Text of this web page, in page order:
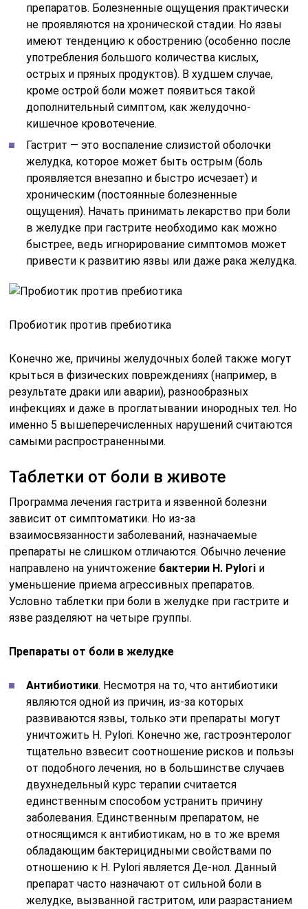
препаратов. Болезненные ощущения практически
не проявляются на хронической стадии. Но язвы
имеют тенденцию к обострению (особенно после
употребления большого количества кислых,
острых и пряных продуктов). В худшем случае,
кроме острой боли может появиться такой
дополнительный симптом, как желудочно-
кишечное кровотечение.
Гастрит — это воспаление слизистой оболочки
желудка, которое может быть острым (боль
проявляется внезапно и быстро исчезает) и
хроническим (постоянные болезненные
ощущения). Начать принимать лекарство при боли
в желудке при гастрите необходимо как можно
быстрее, ведь игнорирование симптомов может
привести к развитию язвы или даже рака желудка.
Пробиотик против пребиотика
Конечно же, причины желудочных болей также могут
крыться в физических повреждениях (например, в
результате драки или аварии), разнообразных
инфекциях и даже в проглатывании инородных тел. Но
именно 5 вышеперечисленных нарушений считаются
самыми распространенными.
Таблетки от боли в животе
Программа лечения гастрита и язвенной болезни
зависит от симптоматики. Но из-за
взаимосвязанности заболеваний, назначаемые
препараты не слишком отличаются. Обычно лечение
направлено на уничтожение бактерии H. Pylori и
уменьшение приема агрессивных препаратов.
Условно таблетки при боли в желудке при гастрите и
язве разделяют на четыре группы.
Препараты от боли в желудке
Антибиотики. Несмотря на то, что антибиотики
являются одной из причин, из-за которых
развиваются язвы, только эти препараты могут
уничтожить H. Pylori. Конечно же, гастроэнтеролог
тщательно взвесит соотношение рисков и пользы
от подобного лечения, но в большинстве случаев
двухнедельный курс терапии считается
единственным способом устранить причину
заболевания. Единственным препаратом, не
относящимся к антибиотикам, но в то же время
обладающим бактерицидными свойствами по
отношению к H. Pylori является Де-нол. Данный
препарат часто назначают от сильной боли в
желудке, вызванной гастритом, или разрастанием